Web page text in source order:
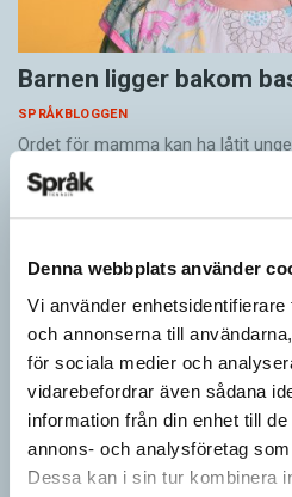
Denna webbplats använder
Vi använder
och annonserna till
för sociala medier och
vidarebefordrar även sådana
information från din enhet till
annons- och analysföretag
Dessa kan i sin tur kombinera
Barnen ligger bakom
SPRÅKBLOGGEN
Ordet för mamma kan ha låtit
sedan stenåldern. Ordet är ett av
liknande språkljud, som…